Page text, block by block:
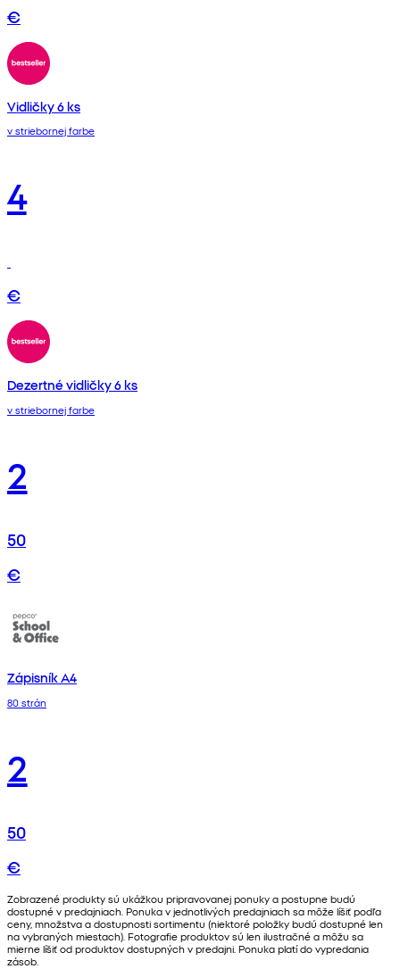
€
Vidličky 6 ks
v striebornej farbe
4
€
Dezertné vidličky 6 ks
v striebornej farbe
2
50
€
Zápisník A4
80 strán
2
50
€
Zobrazené produkty sú ukážkou pripravovanej ponuky a postupne budú
dostupné v predajniach. Ponuka v jednotlivých predajniach sa môže líšiť podľa
ceny, množstva a dostupnosti sortimentu (niektoré položky budú dostupné len
na vybraných miestach). Fotografie produktov sú len ilustračné a môžu sa
mierne líšiť od produktov dostupných v predajni. Ponuka platí do vypredania
zásob.